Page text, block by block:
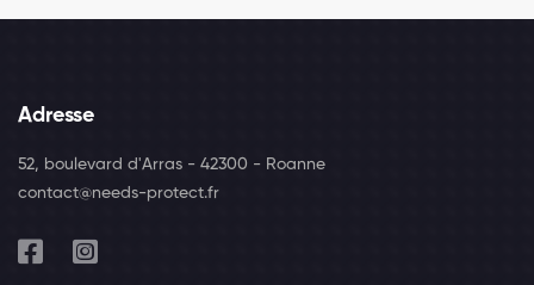
Adresse
52, boulevard d'Arras - 42300 - Roanne
contact@needs-protect.fr